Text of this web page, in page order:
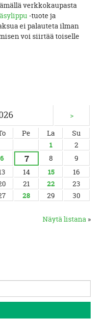
verkkokaupasta
-tuote ja
ei palauteta ilman
voi siirtää toiselle
>
Pe La
Su
1
2
6 7 8
9
14 15
16
21 22
23
28 29
30
Näytä listana »